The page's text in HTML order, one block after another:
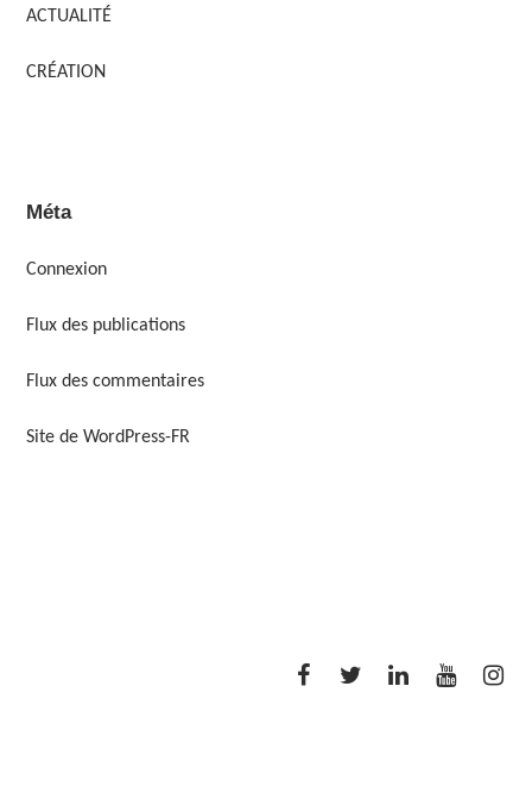
ACTUALITÉ
CRÉATION
Méta
Connexion
Flux des publications
Flux des commentaires
Site de WordPress-FR